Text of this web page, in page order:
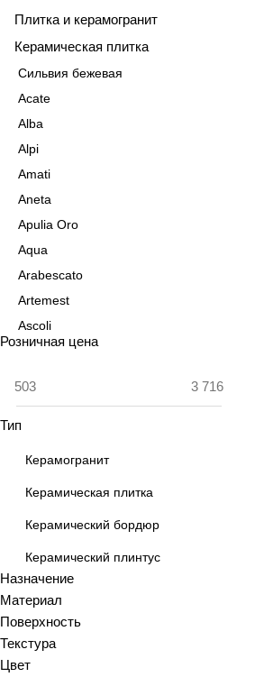
Плитка и керамогранит
Керамическая плитка
Сильвия бежевая
Acate
Alba
Alpi
Amati
Aneta
Apulia Oro
Aqua
Arabescato
Artemest
Ascoli
Aspen
Azolla
Bricks
Brooklyn
Calacatta
Calacatta Fantasy
Calacatta Gold
Calacatta Grey
Calacatta Ivory
Розничная цена
Тип
Керамогранит
Керамическая плитка
Керамический бордюр
Керамический плинтус
Назначение
Материал
Поверхность
Текстура
Цвет